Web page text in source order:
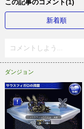
この記事のコメント(1)
新着順
コメントしよう...
ダンジョン